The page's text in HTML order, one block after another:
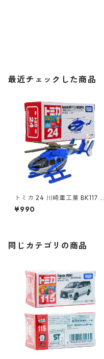
最近チェックした商品
トミカ 24 川崎重工業 BK117 C
-2 ヘリコプター #10392279
¥990
同じカテゴリの商品